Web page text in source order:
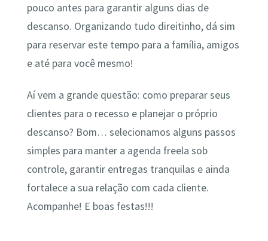
pouco antes para garantir alguns dias de
descanso. Organizando tudo direitinho, dá sim
para reservar este tempo para a família, amigos
e até para você mesmo!
Aí vem a grande questão: como preparar seus
clientes para o recesso e planejar o próprio
descanso? Bom… selecionamos alguns passos
simples para manter a agenda freela sob
controle, garantir entregas tranquilas e ainda
fortalece a sua relação com cada cliente.
Acompanhe! E boas festas!!!